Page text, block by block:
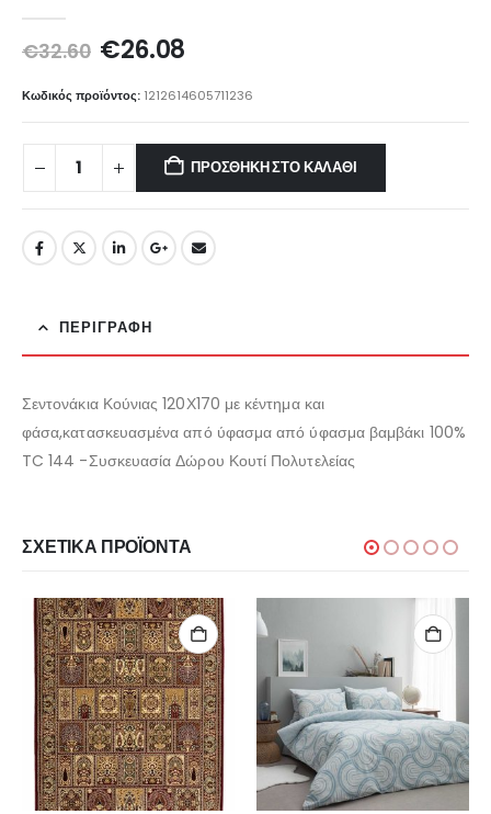
€32.60 Original
was:
€32.60.
€26.08Η
τιμή
είναι:
€26.08.
Κωδικός προϊόντος: 1212614605711236
ΠΡΟΣΘΉΚΗ ΣΤΟ ΚΑΛΆΘΙ
ΠΕΡΙΓΡΑΦΉ
Σεντονάκια Κούνιας 120Χ170 με κέντημα και
φάσα,κατασκευασμένα από ύφασμα από ύφασμα βαμβάκι 100%
TC 144 -Συσκευασία Δώρου Κουτί Πολυτελείας
ΣΧΕΤΙΚΆ ΠΡΟΪΌΝΤΑ